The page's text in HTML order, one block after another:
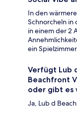
In den
Schnorcheln in
in einem der 2
ein
Verfügt Lub
Beachfront
oder gibt es
Ja, Lub d